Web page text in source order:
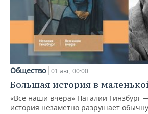
Общество 01 авг, 00:00
Большая история в
«Все наши вчера» Наталии Гинзбург
история незаметно разрушает